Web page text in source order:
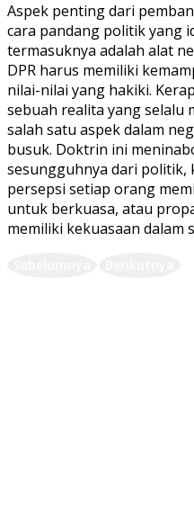
Aspek penting dari
cara pandang politik yang
termasuknya adalah alat
DPR harus memiliki
nilai-nilai yang hakiki.
sebuah realita yang selalu
salah satu aspek dalam
busuk. Doktrin ini
sesungguhnya dari politik,
persepsi setiap orang
untuk berkuasa, atau
memiliki kekuasaan dalam